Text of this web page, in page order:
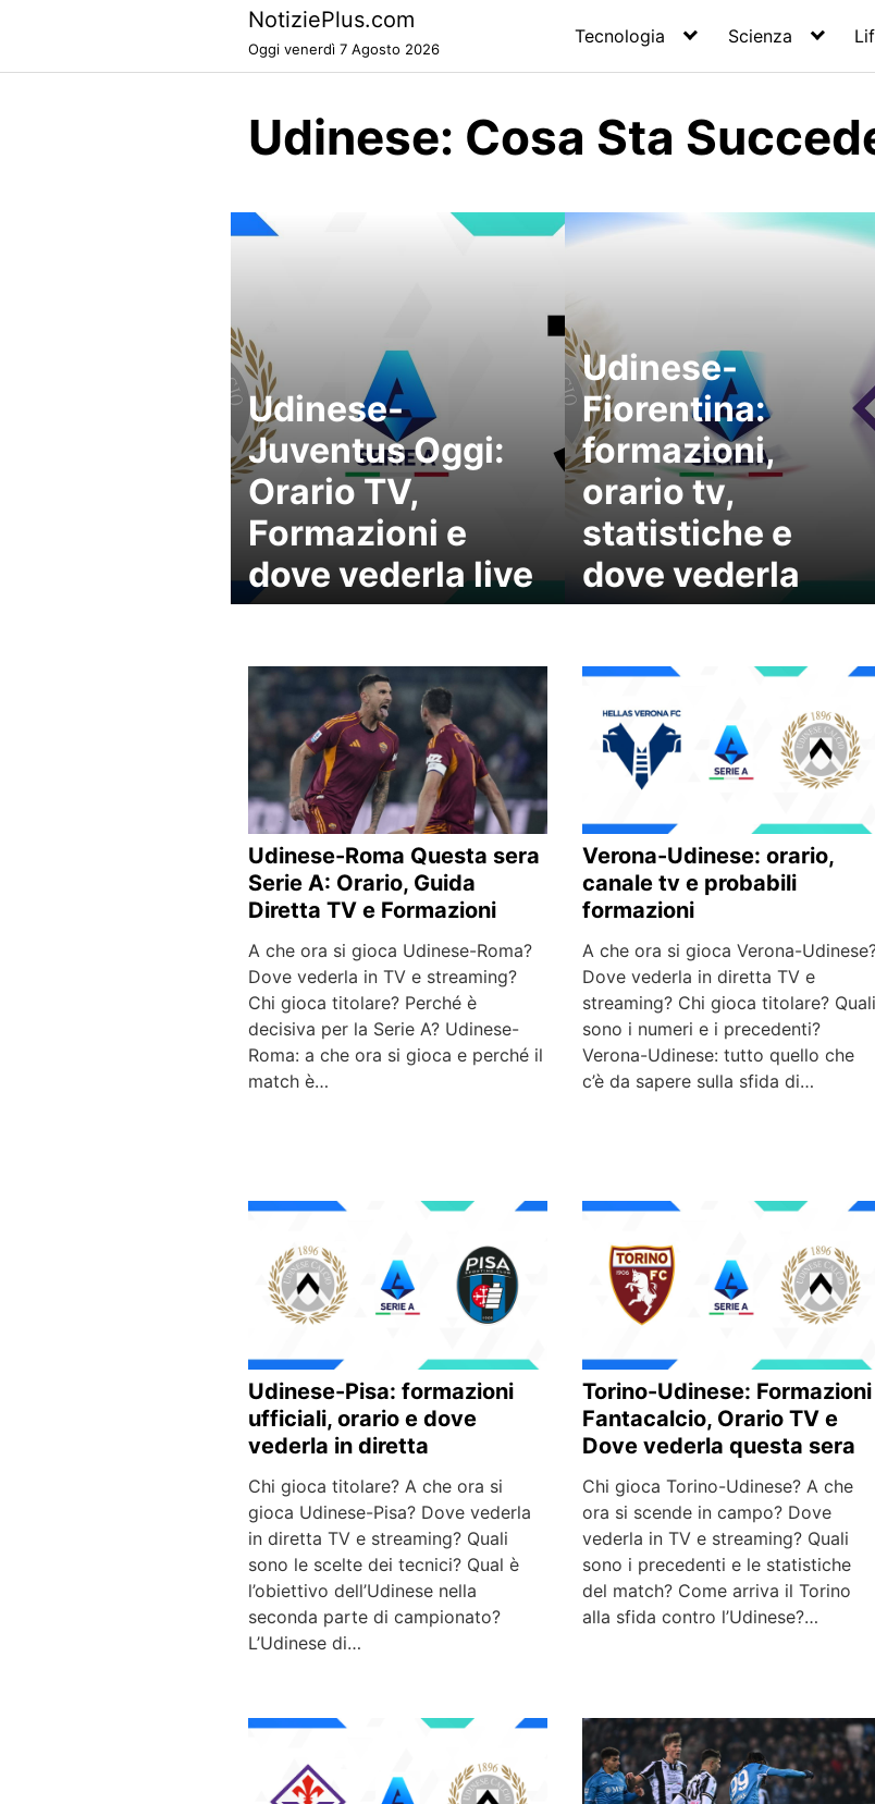
NotiziePlus.com
Oggi venerdì 7 Agosto 2026
Tecnologia Scienza
Udinese: Cosa Sta
Udinese-
Juventus Oggi:
Orario TV,
Formazioni e
dove vederla live
Udinese-
Fiorentina:
formazioni,
orario tv,
statistiche e
dove vederla
Udinese-Roma Questa sera
Serie A: Orario, Guida
Diretta TV e Formazioni
A che ora si gioca Udinese-Roma?
Dove vederla in TV e streaming?
Chi gioca titolare? Perché è
decisiva per la Serie A? Udinese-
Roma: a che ora si gioca e perché il
match è…
Verona-Udinese: orario,
canale tv e probabili
formazioni
A che ora si gioca Verona-
Dove vederla in diretta TV e
streaming? Chi gioca titolare? Quali
sono i numeri e i precedenti?
Verona-Udinese: tutto quello che
c’è da sapere sulla sfida di…
Udinese-Pisa: formazioni
ufficiali, orario e dove
vederla in diretta
Chi gioca titolare? A che ora si
gioca Udinese-Pisa? Dove vederla
in diretta TV e streaming? Quali
sono le scelte dei tecnici? Qual è
l’obiettivo dell’Udinese nella
seconda parte di campionato?
L’Udinese di…
Torino-Udinese: Formazioni
Fantacalcio, Orario TV e
Dove vederla questa sera
Chi gioca Torino-Udinese? A che
ora si scende in campo? Dove
vederla in TV e streaming? Quali
sono i precedenti e le statistiche
del match? Come arriva il Torino
alla sfida contro l’Udinese?…